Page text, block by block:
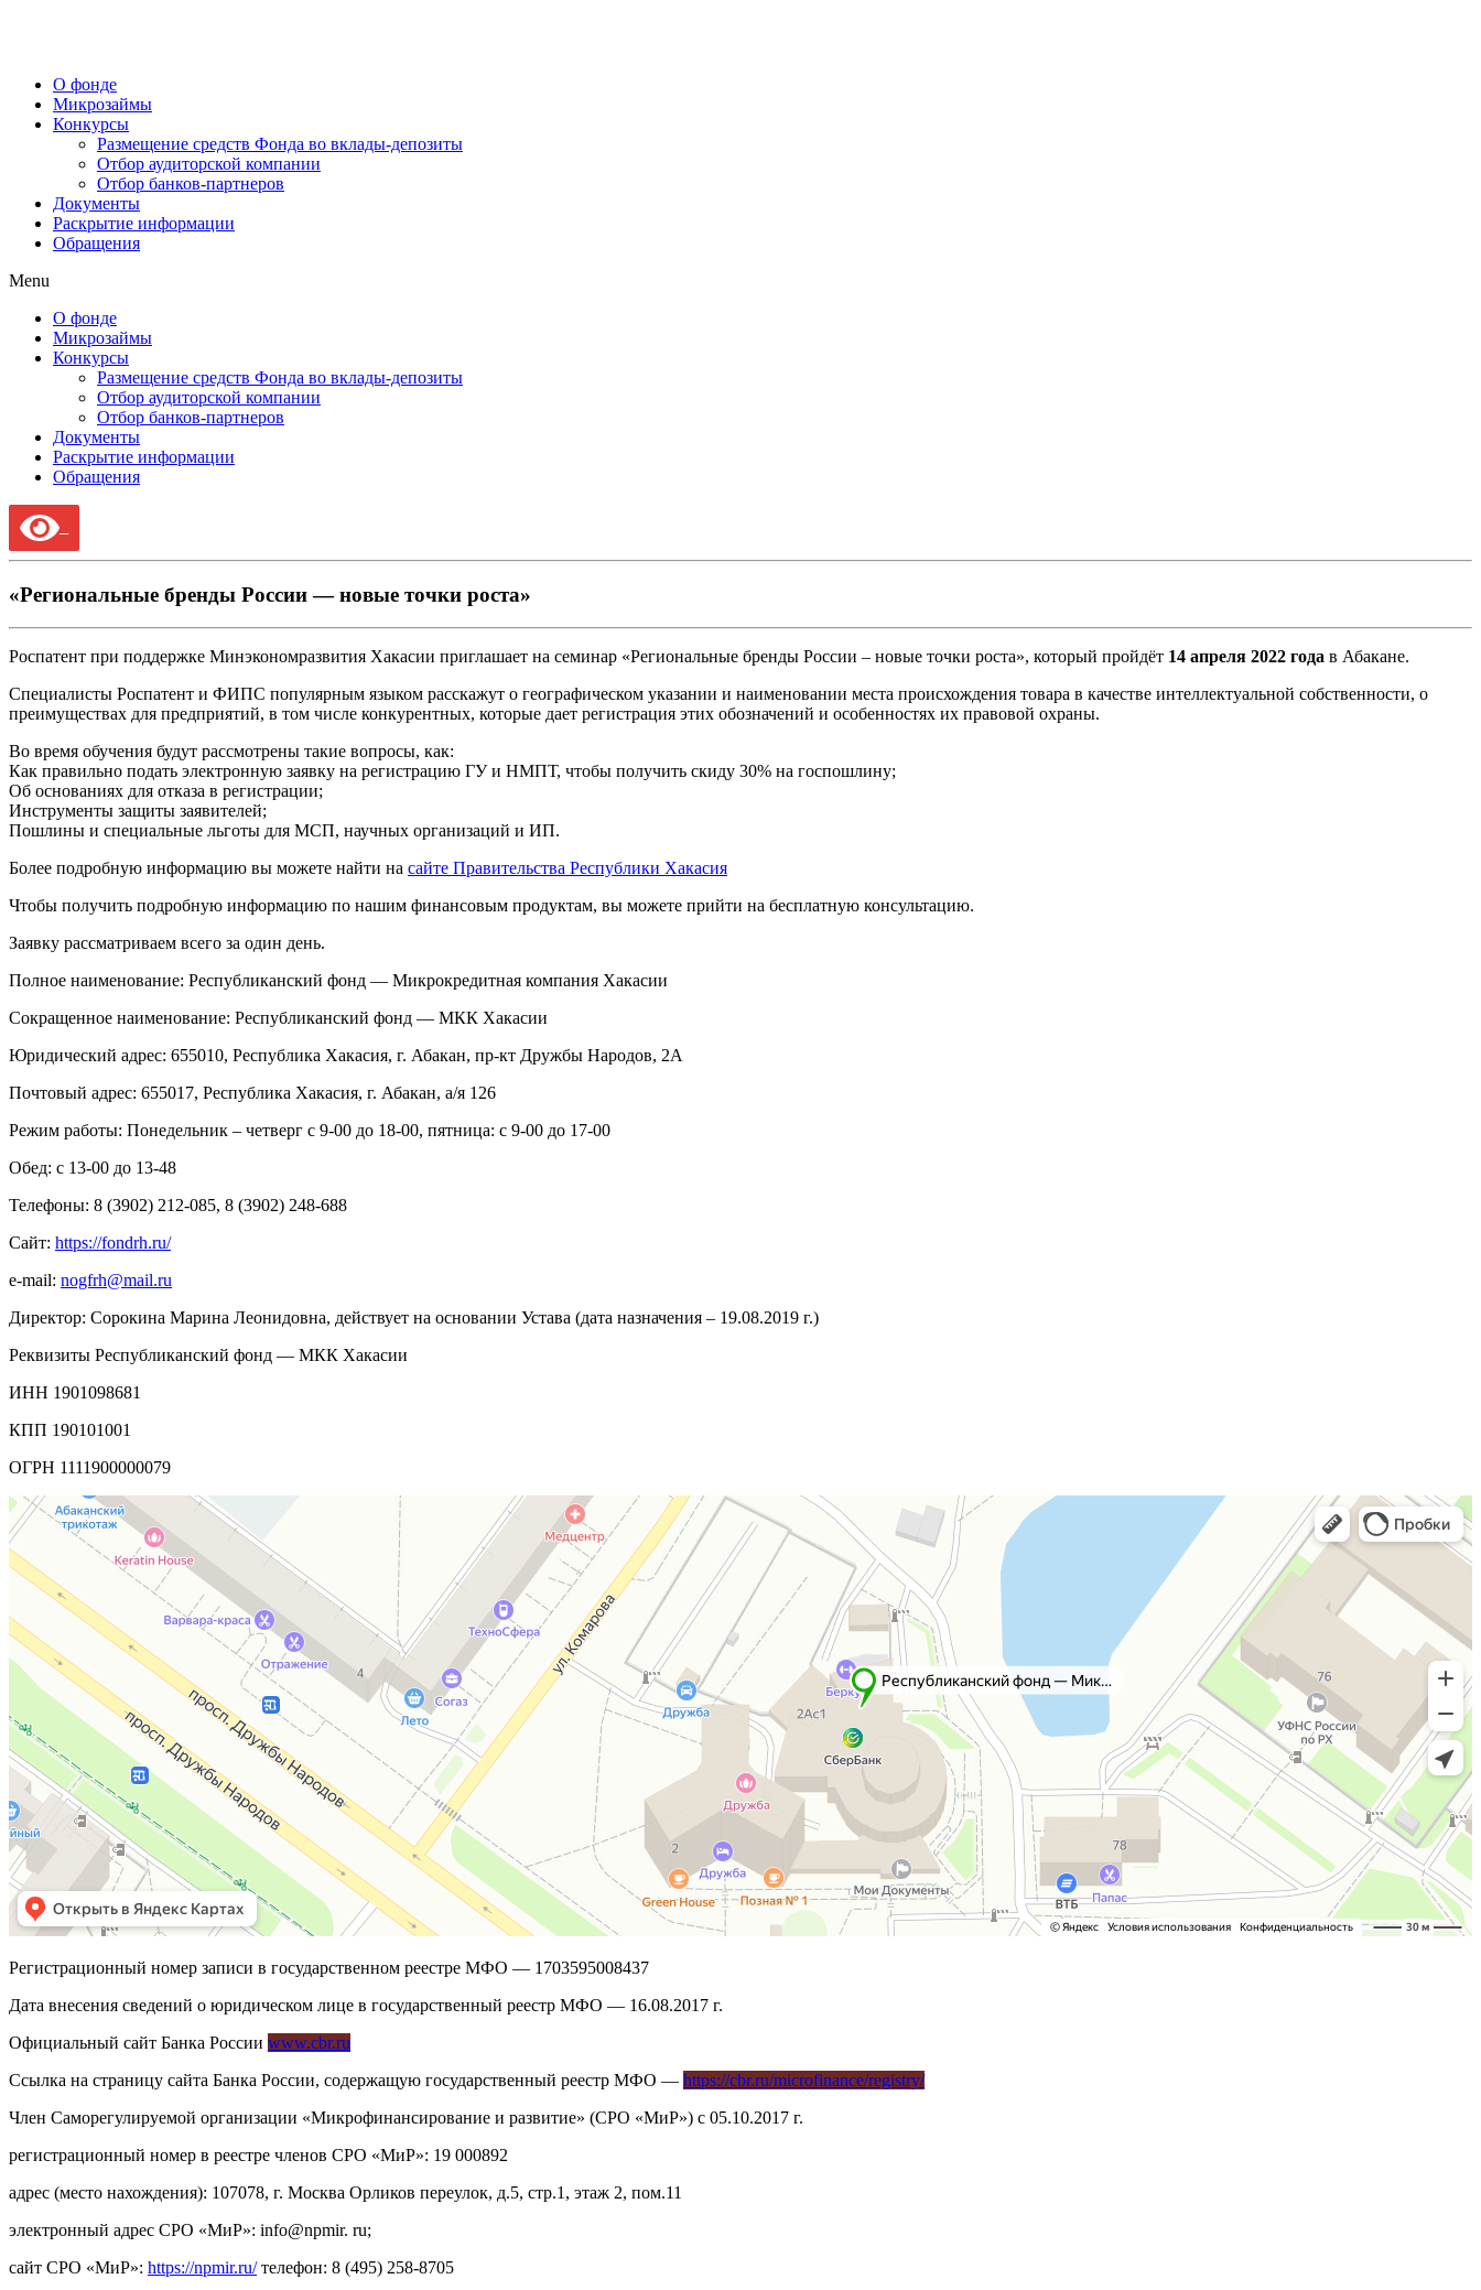
О фонде
Микрозаймы
Конкурсы
Размещение средств Фонда во вклады-депозиты
Отбор аудиторской компании
Отбор банков-партнеров
Документы
Раскрытие информации
Обращения
Menu
О фонде
Микрозаймы
Конкурсы
Размещение средств Фонда во вклады-депозиты
Отбор аудиторской компании
Отбор банков-партнеров
Документы
Раскрытие информации
Обращения
«Региональные бренды России — новые точки роста»
Роспатент при поддержке Минэкономразвития Хакасии приглашает на семинар «Региональные бренды России – новые точки роста», который пройдёт 14 апреля 2022 года в Абакане.
Специалисты Роспатент и ФИПС популярным языком расскажут о географическом указании и наименовании места происхождения товара в качестве интеллектуальной собственности, о
преимуществах для предприятий, в том числе конкурентных, которые дает регистрация этих обозначений и особенностях их правовой охраны.
Во время обучения будут рассмотрены такие вопросы, как:
Как правильно подать электронную заявку на регистрацию ГУ и НМПТ, чтобы получить скиду 30% на госпошлину;
Об основаниях для отказа в регистрации;
Инструменты защиты заявителей;
Пошлины и специальные льготы для МСП, научных организаций и ИП.
Более подробную информацию вы можете найти на сайте Правительства Республики Хакасия
Чтобы получить подробную информацию по нашим финансовым продуктам, вы можете прийти на бесплатную консультацию.
Заявку рассматриваем всего за один день.
Полное наименование: Республиканский фонд — Микрокредитная компания Хакасии
Сокращенное наименование: Республиканский фонд — МКК Хакасии
Юридический адрес: 655010, Республика Хакасия, г. Абакан, пр-кт Дружбы Народов, 2А
Почтовый адрес: 655017, Республика Хакасия, г. Абакан, а/я 126
Режим работы: Понедельник – четверг с 9-00 до 18-00, пятница: с 9-00 до 17-00
Обед: с 13-00 до 13-48
Телефоны: 8 (3902) 212-085, 8 (3902) 248-688
Сайт: https://fondrh.ru/
e-mail: nogfrh@mail.ru
Директор: Сорокина Марина Леонидовна, действует на основании Устава (дата назначения – 19.08.2019 г.)
Реквизиты Республиканский фонд — МКК Хакасии
ИНН 1901098681
КПП 190101001
ОГРН 1111900000079
Регистрационный номер записи в государственном реестре МФО — 1703595008437
Дата внесения сведений о юридическом лице в государственный реестр МФО — 16.08.2017 г.
Официальный сайт Банка России www.cbr.ru
Ссылка на страницу сайта Банка России, содержащую государственный реестр МФО — https://cbr.ru/microfinance/registry/
Член Саморегулируемой организации «Микрофинансирование и развитие» (СРО «МиР») с 05.10.2017 г.
регистрационный номер в реестре членов СРО «МиР»: 19 000892
адрес (место нахождения): 107078, г. Москва Орликов переулок, д.5, стр.1, этаж 2, пом.11
электронный адрес СРО «МиР»: info@npmir. ru;
сайт СРО «МиР»: https://npmir.ru/телефон: 8 (495) 258-8705